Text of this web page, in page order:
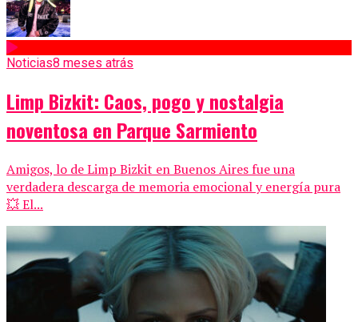
Noticias8 meses atrás
Limp Bizkit: Caos, pogo y nostalgia
noventosa en Parque Sarmiento
Amigos, lo de Limp Bizkit en Buenos Aires fue una
verdadera descarga de memoria emocional y energía pura
💥 El...